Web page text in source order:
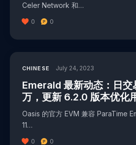
Celer Network 和…
0 0
CHINESE July 24, 2023
Emerald 最新动态：日交
万，更新 6.2.0 版本优化
Oasis 的官方 EVM 兼容 ParaTime
11…
0 0